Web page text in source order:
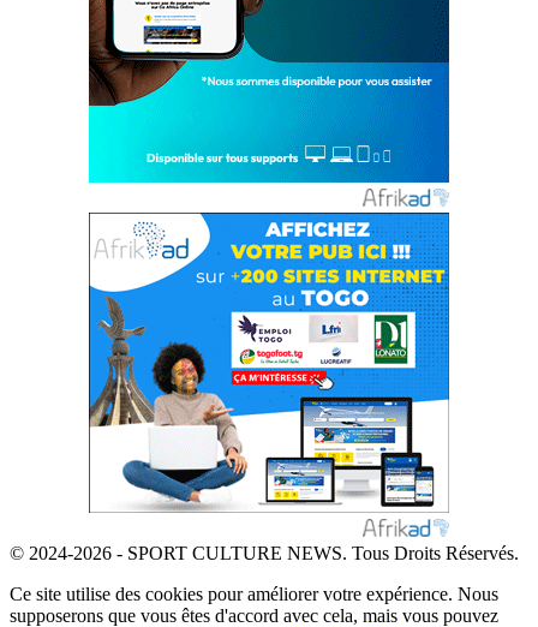
© 2024-2026 - SPORT CULTURE NEWS. Tous Droits Réservés.
Ce site utilise des cookies pour améliorer votre expérience. Nous
supposerons que vous êtes d'accord avec cela, mais vous pouvez